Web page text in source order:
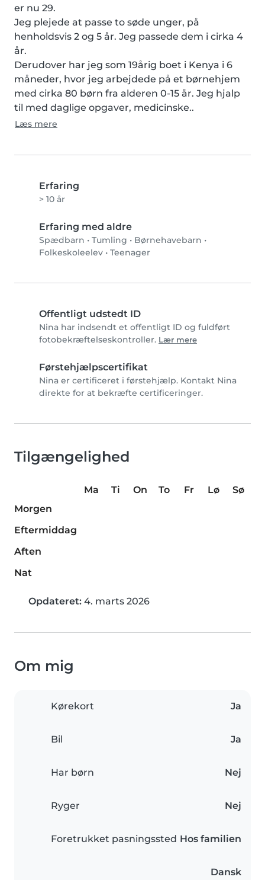
er nu 29.
Jeg plejede at passe to søde unger, på
henholdsvis 2 og 5 år. Jeg passede dem i cirka 4
år.
Derudover har jeg som 19årig boet i Kenya i 6
måneder, hvor jeg arbejdede på et børnehjem
med cirka 80 børn fra alderen 0-15 år. Jeg hjalp
til med daglige opgaver, medicinske..
Læs mere
Erfaring
> 10 år
Erfaring med aldre
Spædbarn • Tumling • Børnehavebarn •
Folkeskoleelev • Teenager
Offentligt udstedt ID
Nina har indsendt et offentligt ID og fuldført
fotobekræftelseskontroller. Lær mere
Førstehjælpscertifikat
Nina er certificeret i førstehjælp. Kontakt Nina
direkte for at bekræfte certificeringer.
Tilgængelighed
Ma Ti On To Fr Lø
Sø
Morgen
Eftermiddag
Aften
Nat
Opdateret: 4. marts 2026
Om mig
Kørekort Ja
Bil Ja
Har børn Nej
Ryger Nej
Foretrukket pasningssted Hos familien
Dansk